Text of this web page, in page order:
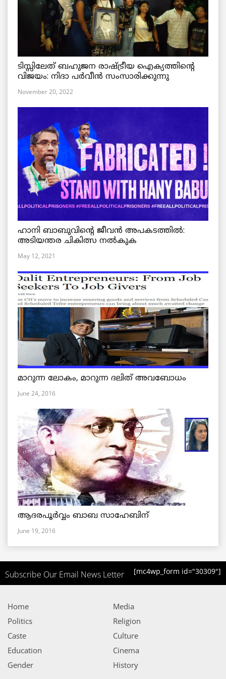
ടിസ്സിലേത് ബഹുജന രാഷ്ട്രീയ ഐക്യത്തിന്റെ
വിജയം: നിദാ പർവീൻ സംസാരിക്കുന്നു
November 20, 2022
ഹാനി ബാബുവിന്റെ ജീവൻ അപകടത്തിൽ:
അടിയന്തര ചികിത്സ നൽകുക
May 12, 2021
മാറുന്ന ലോകം, മാറുന്ന ദലിത് അവബോധം
June 24, 2016
ആദരപൂര്‍വ്വം ബാബ സാഹേബിന്
June 19, 2016
Subscribe Our Email News Letter [mc4wp_form id="30309"]
Home
Politics
Caste
Education
Gender
Media
Religion
Culture
Cinema
History